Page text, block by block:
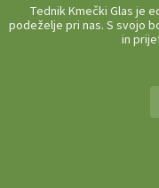
Tednik Kmečki Glas je
podeželje pri nas. S svojo
in